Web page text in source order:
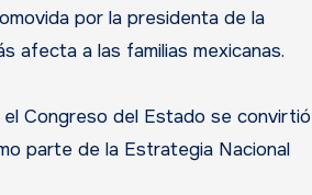
por la presidenta de la
afecta a las familias mexicanas.
Congreso del Estado se convirtió
parte de la Estrategia Nacional